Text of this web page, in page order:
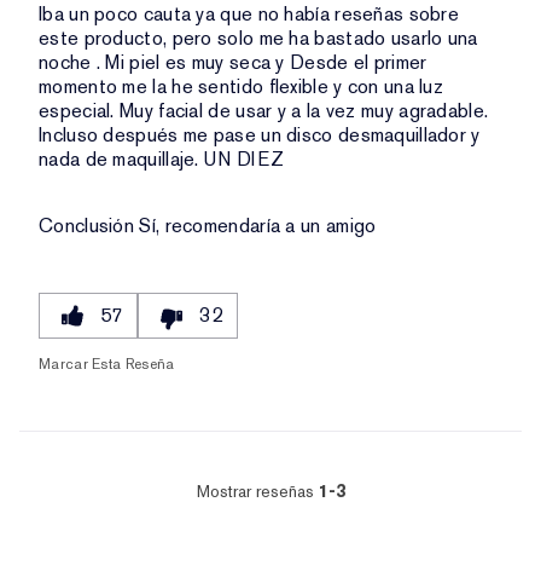
Iba un poco cauta ya que no había reseñas sobre
este producto, pero solo me ha bastado usarlo una
noche . Mi piel es muy seca y Desde el primer
momento me la he sentido flexible y con una luz
especial. Muy facial de usar y a la vez muy agradable.
Incluso después me pase un disco desmaquillador y
nada de maquillaje. UN DIEZ
ConclusiónSí, recomendaría a un amigo
57 32
Marcar Esta Reseña
Mostrar reseñas 1-3